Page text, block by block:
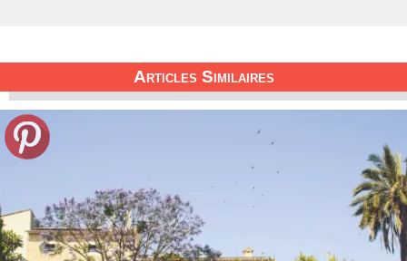
Articles Similaires